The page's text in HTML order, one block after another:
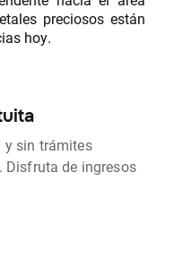
preciosos están
hoy.
y sin trámites
Disfruta de ingresos